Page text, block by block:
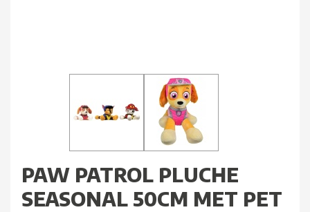
PAW PATROL PLUCHE
SEASONAL 50CM MET PET